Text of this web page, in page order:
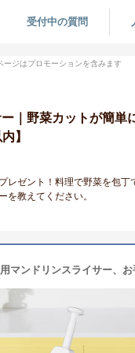
受付中の質問
ージはプロモーションを含みます
｜野菜カットが簡単
】
レゼント！料理で野菜を包
を教えてください。